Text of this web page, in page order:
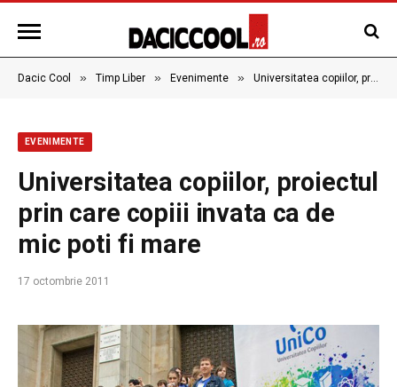
Dacic Cool » Timp Liber » Evenimente » Universitatea copiilor, proiectul prin care copiii invata ca de mic poti fi mare
EVENIMENTE
Universitatea copiilor, proiectul
prin care copiii invata ca de
mic poti fi mare
17 octombrie 2011